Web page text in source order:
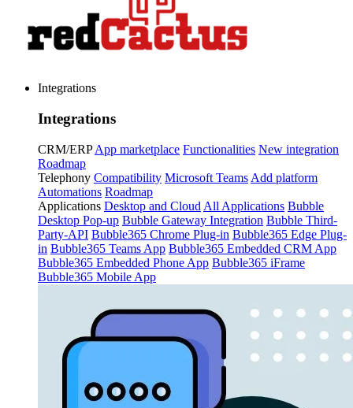
Integrations
Integrations
CRM/ERP App marketplace Functionalities New integration
Roadmap
Telephony Compatibility Microsoft Teams Add platform
Automations Roadmap
Applications Desktop and Cloud All Applications Bubble
Desktop Pop-up Bubble Gateway Integration Bubble Third-
Party-API Bubble365 Chrome Plug-in Bubble365 Edge Plug-
in Bubble365 Teams App Bubble365 Embedded CRM App
Bubble365 Embedded Phone App Bubble365 iFrame
Bubble365 Mobile App